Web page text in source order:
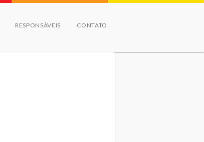
RESPONSÁVEIS CONTATO